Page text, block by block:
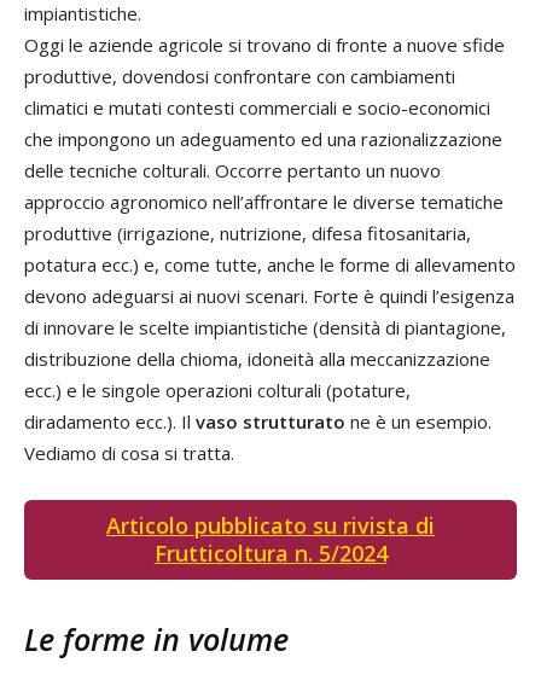
impiantistiche.
Oggi le aziende agricole si trovano di fronte a nuove sfide
produttive, dovendosi confrontare con cambiamenti
climatici e mutati contesti commerciali e socio-economici
che impongono un adeguamento ed una razionalizzazione
delle tecniche colturali. Occorre pertanto un nuovo
approccio agronomico nell’affrontare le diverse tematiche
produttive (irrigazione, nutrizione, difesa fitosanitaria,
potatura ecc.) e, come tutte, anche le forme di allevamento
devono adeguarsi ai nuovi scenari. Forte è quindi l’esigenza
di innovare le scelte impiantistiche (densità di piantagione,
distribuzione della chioma, idoneità alla meccanizzazione
ecc.) e le singole operazioni colturali (potature,
diradamento ecc.). Il vaso strutturato ne è un esempio.
Vediamo di cosa si tratta.
Articolo pubblicato su rivista di
Frutticoltura n. 5/2024
Le forme in volume